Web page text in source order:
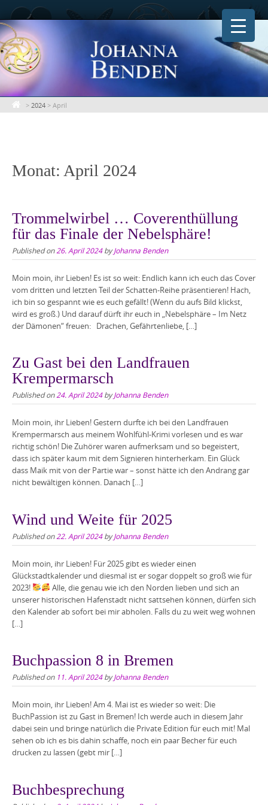
Skip
to
content
> 2024 > April
Monat: April 2024
Trommelwirbel … Coverenthüllung
für das Finale der Nebelsphäre!
Published on26. April 2024byJohanna Benden
Moin moin, ihr Lieben! Es ist so weit: Endlich kann ich euch das Cover
vom dritten und letzten Teil der Schatten-Reihe präsentieren! Hach,
ich bin so gespannt wie es euch gefällt! (Wenn du aufs Bild klickst,
wird es groß.) Und darauf dürft ihr euch in „Nebelsphäre – Im Netz
der Dämonen“ freuen: Drachen, Gefährtenliebe, […]
Zu Gast bei den Landfrauen
Krempermarsch
Published on24. April 2024byJohanna Benden
Moin moin, ihr Lieben! Gestern durfte ich bei den Landfrauen
Krempermarsch aus meinem Wohlfühl-Krimi vorlesen und es war
richtig schön! Die Zuhörer waren aufmerksam und so begeistert,
dass ich später kaum mit dem Signieren hinterherkam. Ein Glück
dass Maik mit von der Partie war – sonst hätte ich den Andrang gar
nicht bewältigen können. Danach […]
Wind und Weite für 2025
Published on22. April 2024byJohanna Benden
Moin moin, ihr Lieben! Für 2025 gibt es wieder einen
Glückstadtkalender und diesmal ist er sogar doppelt so groß wie für
2023!
Alle, die genau wie ich den Norden lieben und sich an
unserer historischen Hafenstadt nicht sattsehen können, dürfen sich
den Kalender ab sofort bei mir abholen. Falls du zu weit weg wohnen
[…]
Buchpassion 8 in Bremen
Published on 11. April 2024byJohanna Benden
Moin moin, ihr Lieben! Am 4. Mai ist es wieder so weit: Die
BuchPassion ist zu Gast in Bremen! Ich werde auch in diesem Jahr
dabei sein und bringe natürlich die Private Edition für euch mit! Mal
sehen ob ich es bis dahin schaffe, noch ein paar Becher für euch
drucken zu lassen (gebt mir […]
Buchbesprechung